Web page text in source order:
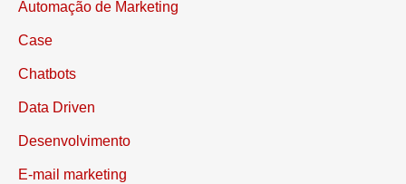
Automação de Marketing
Case
Chatbots
Data Driven
Desenvolvimento
E-mail marketing